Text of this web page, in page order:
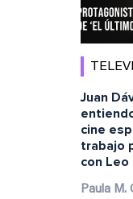
Juan
cine
trabajo
con Leo
Paula M.